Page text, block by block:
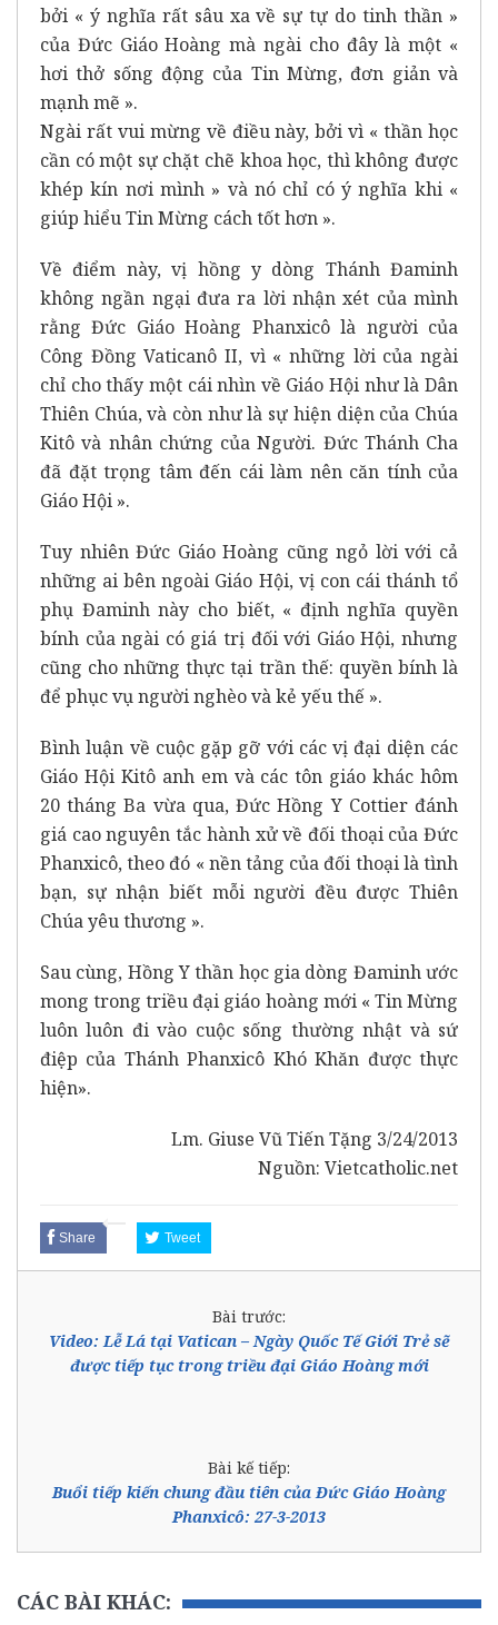
bởi « ý nghĩa rất sâu xa về sự tự do tinh thần »
của Đức Giáo Hoàng mà ngài cho đây là một «
hơi thở sống động của Tin Mừng, đơn giản và
mạnh mẽ ».
Ngài rất vui mừng về điều này, bởi vì « thần học
cần có một sự chặt chẽ khoa học, thì không được
khép kín nơi mình » và nó chỉ có ý nghĩa khi «
giúp hiểu Tin Mừng cách tốt hơn ».
Về điểm này, vị hồng y dòng Thánh Đaminh
không ngần ngại đưa ra lời nhận xét của mình
rằng Đức Giáo Hoàng Phanxicô là người của
Công Đồng Vaticanô II, vì « những lời của ngài
chỉ cho thấy một cái nhìn về Giáo Hội như là Dân
Thiên Chúa, và còn như là sự hiện diện của Chúa
Kitô và nhân chứng của Người. Đức Thánh Cha
đã đặt trọng tâm đến cái làm nên căn tính của
Giáo Hội ».
Tuy nhiên Đức Giáo Hoàng cũng ngỏ lời với cả
những ai bên ngoài Giáo Hội, vị con cái thánh tổ
phụ Đaminh này cho biết, « định nghĩa quyền
bính của ngài có giá trị đối với Giáo Hội, nhưng
cũng cho những thực tại trần thế: quyền bính là
để phục vụ người nghèo và kẻ yếu thế ».
Bình luận về cuộc gặp gỡ với các vị đại diện các
Giáo Hội Kitô anh em và các tôn giáo khác hôm
20 tháng Ba vừa qua, Đức Hồng Y Cottier đánh
giá cao nguyên tắc hành xử về đối thoại của Đức
Phanxicô, theo đó « nền tảng của đối thoại là tình
bạn, sự nhận biết mỗi người đều được Thiên
Chúa yêu thương ».
Sau cùng, Hồng Y thần học gia dòng Đaminh ước
mong trong triều đại giáo hoàng mới « Tin Mừng
luôn luôn đi vào cuộc sống thường nhật và sứ
điệp của Thánh Phanxicô Khó Khăn được thực
hiện».
Lm. Giuse Vũ Tiến Tặng 3/24/2013
Nguồn: Vietcatholic.net
Share Tweet
Bài trước:
Video: Lễ Lá tại Vatican – Ngày Quốc Tế Giới Trẻ sẽ
được tiếp tục trong triều đại Giáo Hoàng mới
Bài kế tiếp:
Buổi tiếp kiến chung đầu tiên của Đức Giáo Hoàng
Phanxicô: 27-3-2013
CÁC BÀI KHÁC: